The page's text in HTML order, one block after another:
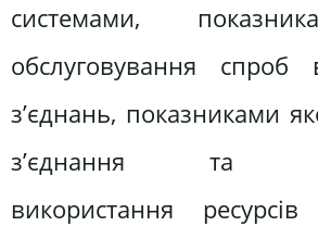
системами,
обслуговування спроб
з’єднань, показниками
з’єднання та
використання